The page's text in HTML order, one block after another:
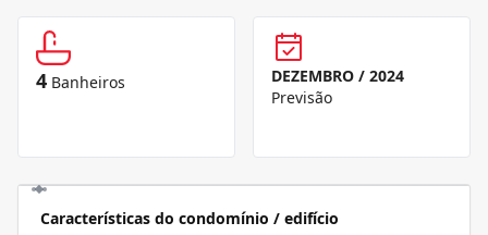
4 Banheiros
DEZEMBRO / 2024
Previsão
Características do condomínio / edifício